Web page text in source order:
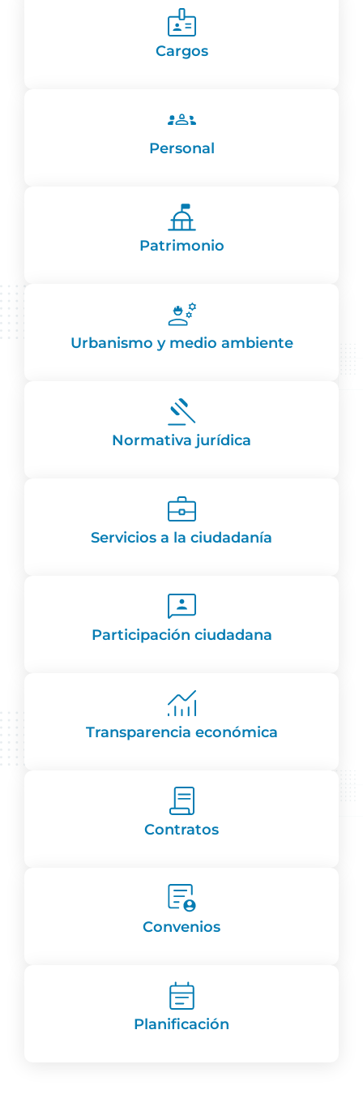
Cargos
Personal
Patrimonio
Urbanismo y medio ambiente
Normativa jurídica
Servicios a la ciudadanía
Participación ciudadana
Transparencia económica
Contratos
Convenios
Planificación